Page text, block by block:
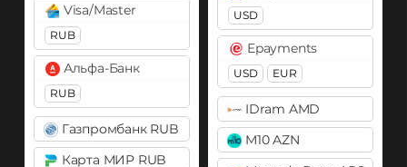
Ethereum Classic (ETC)
Litecoin (LTC)
Monero (XMR)
PancakeSwap (CAKE)
Ripple (XRP)
Shib
Visa/Master
RUB
Альфа-Банк
RUB
Газпромбанк RUB
Карта МИР RUB
Bitcoin Cash (BCH)
Bitcoin SV (BSV)
BitTorrent (BTT)
Cardano (ADA)
Chainlink (LINK)
USD
Epayments
USD EUR
IDram AMD
M10 AZN